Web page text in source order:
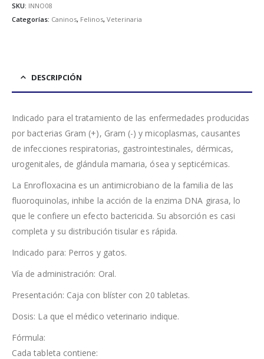
SKU: INNO08
Categorías: Caninos, Felinos, Veterinaria
DESCRIPCIÓN
Indicado para el tratamiento de las enfermedades producidas
por bacterias Gram (+), Gram (-) y micoplasmas, causantes
de infecciones respiratorias, gastrointestinales, dérmicas,
urogenitales, de glándula mamaria, ósea y septicémicas.
La Enrofloxacina es un antimicrobiano de la familia de las
fluoroquinolas, inhibe la acción de la enzima DNA girasa, lo
que le confiere un efecto bactericida. Su absorción es casi
completa y su distribución tisular es rápida.
Indicado para: Perros y gatos.
Vía de administración: Oral.
Presentación: Caja con blíster con 20 tabletas.
Dosis: La que el médico veterinario indique.
Fórmula:
Cada tableta contiene: